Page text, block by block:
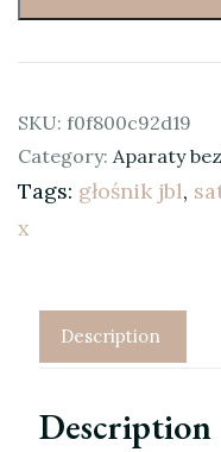
SKU: f0f800c92d19
Category: Aparaty
Tags: głośnik jbl,
x
Description
Description